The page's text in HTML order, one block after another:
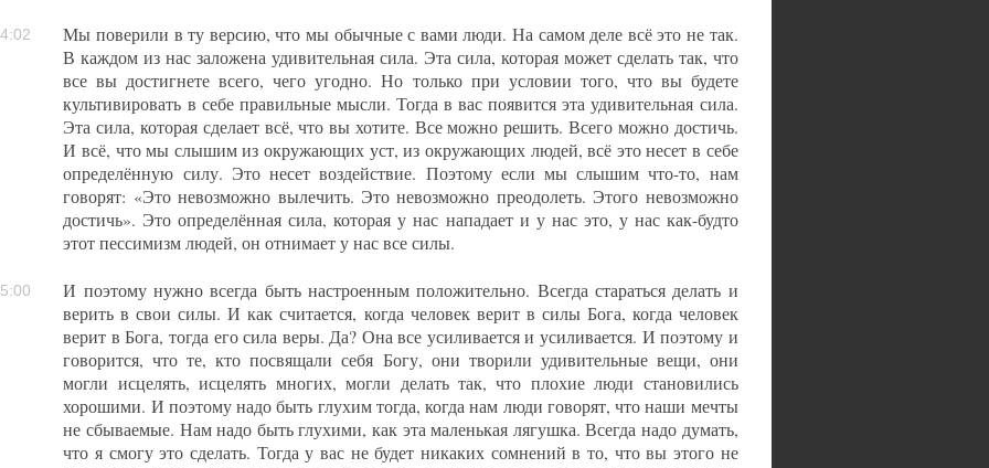
Мы поверили в ту версию, что мы обычные с вами люди. На самом деле всё это не так.
В каждом из нас заложена удивительная сила. Эта сила, которая может сделать так, что
все вы достигнете всего, чего угодно. Но только при условии того, что вы будете
культивировать в себе правильные мысли. Тогда в вас появится эта удивительная сила.
Эта сила, которая сделает всё, что вы хотите. Все можно решить. Всего можно достичь.
И всё, что мы слышим из окружающих уст, из окружающих людей, всё это несет в себе
определённую силу. Это несет воздействие. Поэтому если мы слышим что-то, нам
говорят: «Это невозможно вылечить. Это невозможно преодолеть. Этого невозможно
достичь». Это определённая сила, которая у нас нападает и у нас это, у нас как-будто
этот пессимизм людей, он отнимает у нас все силы.
И поэтому нужно всегда быть настроенным положительно. Всегда стараться делать и
верить в свои силы. И как считается, когда человек верит в силы Бога, когда человек
верит в Бога, тогда его сила веры. Да? Она все усиливается и усиливается. И поэтому и
говорится, что те, кто посвящали себя Богу, они творили удивительные вещи, они
могли исцелять, исцелять многих, могли делать так, что плохие люди становились
хорошими. И поэтому надо быть глухим тогда, когда нам люди говорят, что наши мечты
не сбываемые. Нам надо быть глухими, как эта маленькая лягушка. Всегда надо думать,
что я смогу это сделать. Тогда у вас не будет никаких сомнений в то, что вы этого не